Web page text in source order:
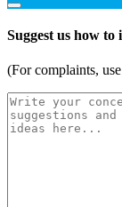
Suggest us how
(For complaints, use